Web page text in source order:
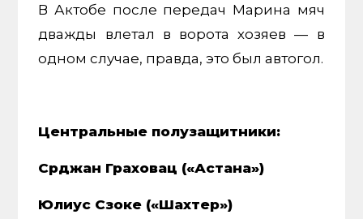
В Актобе после передач Марина мяч
дважды влетал в ворота хозяев — в
одном случае, правда, это был автогол.
Центральные полузащитники:
Срджан Граховац («Астана»)
Юлиус Сзоке («Шахтер»)